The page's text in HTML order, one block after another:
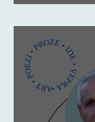
MEKAT...